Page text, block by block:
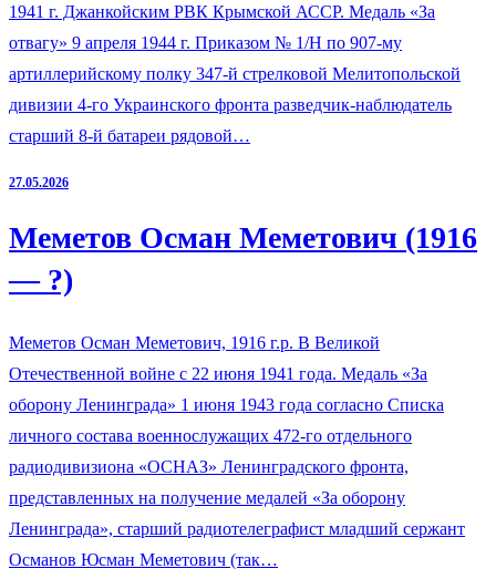
1941 г. Джанкойским РВК Крымской АССР. Медаль «За
отвагу» 9 апреля 1944 г. Приказом № 1/Н по 907-му
артиллерийскому полку 347-й стрелковой Мелитопольской
дивизии 4-го Украинского фронта разведчик-наблюдатель
старший 8-й батареи рядовой…
27.05.2026
Меметов Осман Меметович (1916
— ?)
Меметов Осман Меметович, 1916 г.р. В Великой
Отечественной войне с 22 июня 1941 года. Медаль «За
оборону Ленинграда» 1 июня 1943 года согласно Списка
личного состава военнослужащих 472-го отдельного
радиодивизиона «ОСНАЗ» Ленинградского фронта,
представленных на получение медалей «За оборону
Ленинграда», старший радиотелеграфист младший сержант
Османов Юсман Меметович (так…